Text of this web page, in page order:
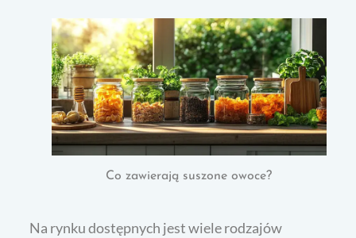
Co zawierają suszone owoce?
Na rynku dostępnych jest wiele rodzajów